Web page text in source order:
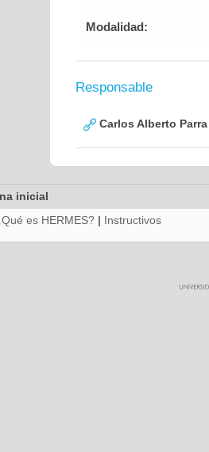
Modalidad:
Responsable
Carlos Alberto
inicial
es HERMES? | Instructivos